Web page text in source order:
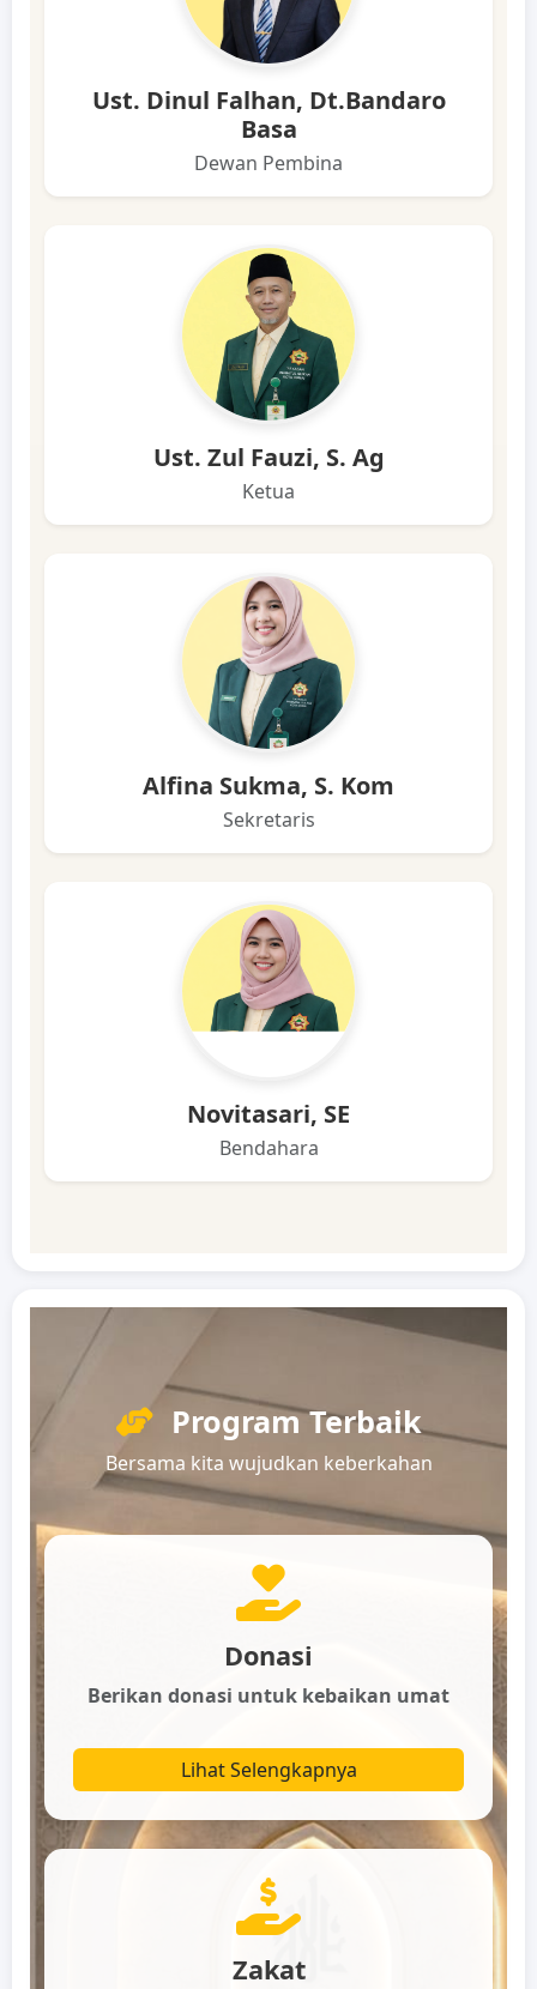
Ust. Dinul Falhan, Dt.Bandaro
Basa
Dewan Pembina
Ust. Zul Fauzi, S. Ag
Ketua
Alfina Sukma, S. Kom
Sekretaris
Novitasari, SE
Bendahara
Program Terbaik
Bersama kita wujudkan keberkahan
Donasi
Berikan donasi untuk kebaikan umat
Lihat Selengkapnya
Zakat